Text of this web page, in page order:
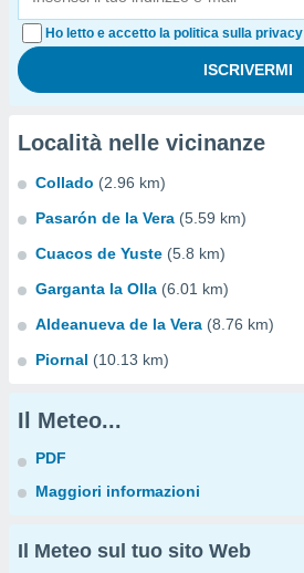
Ho letto e accetto la politica sulla privacy
Località nelle vicinanze
Collado (2.96 km)
Pasarón de la Vera (5.59 km)
Cuacos de Yuste (5.8 km)
Garganta la Olla (6.01 km)
Aldeanueva de la Vera (8.76 km)
Piornal (10.13 km)
Il Meteo...
PDF
Maggiori informazioni
Il Meteo sul tuo sito Web